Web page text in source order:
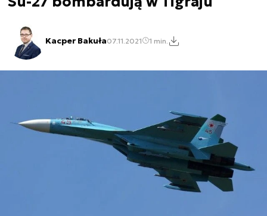
Kacper Bakuła07.11.2021 1 min.